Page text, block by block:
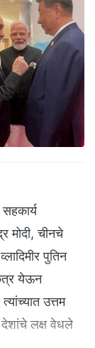
मोदी, चीनचे
पुतिन
येऊन
उत्तम
लक्ष वेधले